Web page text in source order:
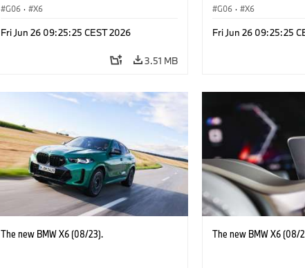
G06 · X6
Fri Jun 26 09:25:25 CEST 2026
3.51 MB
G06 · X6
Fri Jun 26 09:25:25
The new BMW X6 (08/23). The new BMW X6 (08/